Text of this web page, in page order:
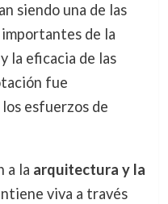
siendo una de las
de la
la eficacia de las
fue
esfuerzos de
a la arquitectura y la
viva a través